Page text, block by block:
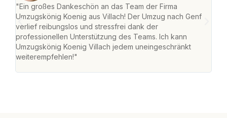
"Ein großes Dankeschön an das Team der Firma
Umzugskönig Koenig aus Villach! Der Umzug nach Genf
verlief reibungslos und stressfrei dank der
professionellen Unterstützung des Teams. Ich kann
Umzugskönig Koenig Villach jedem uneingeschränkt
weiterempfehlen!"